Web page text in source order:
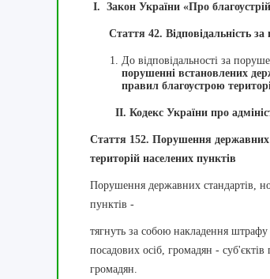
I. Закон України «Про
Стаття 42. Відповідальність за
До відповідальності за
порушенні встановлених
правил благоустрою
II. Кодекс України про
Стаття 152. Порушення державних
територій населених пунктів
Порушення державних стандартів,
пунктів -
тягнуть за собою накладення штрафу
посадових осіб, громадян - суб'єктів
громадян.